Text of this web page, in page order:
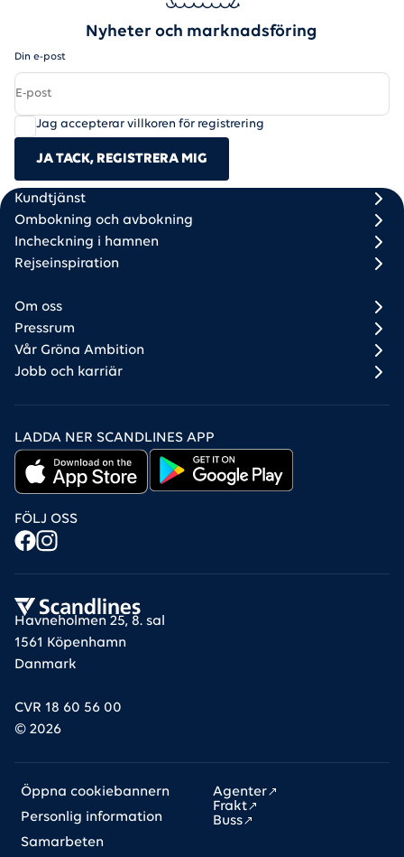
Nyheter och marknadsföring
Din e-post
Jag accepterar villkoren för registrering
JA TACK, REGISTRERA MIG
Scandlines
Havneholmen 25, 8. sal
1561 Köpenhamn
Danmark
CVR 18 60 56 00
© 2026
Footer column 1
Kundtjänst
Ombokning och avbokning
Incheckning i hamnen
Rejseinspiration
Footer column 2
Om oss
Pressrum
Vår Gröna Ambition
Jobb och karriär
LADDA NER SCANDLINES APP
FÖLJ OSS
Links
Agenter
Frakt
Buss
Öppna cookiebannern
Personlig information
Samarbeten